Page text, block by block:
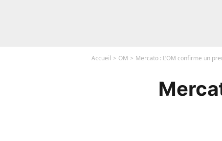
Accueil OM Mercato : L’OM confirme un